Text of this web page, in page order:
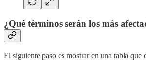
¿Qué términos serán los más
El siguiente paso es mostrar en una tabla